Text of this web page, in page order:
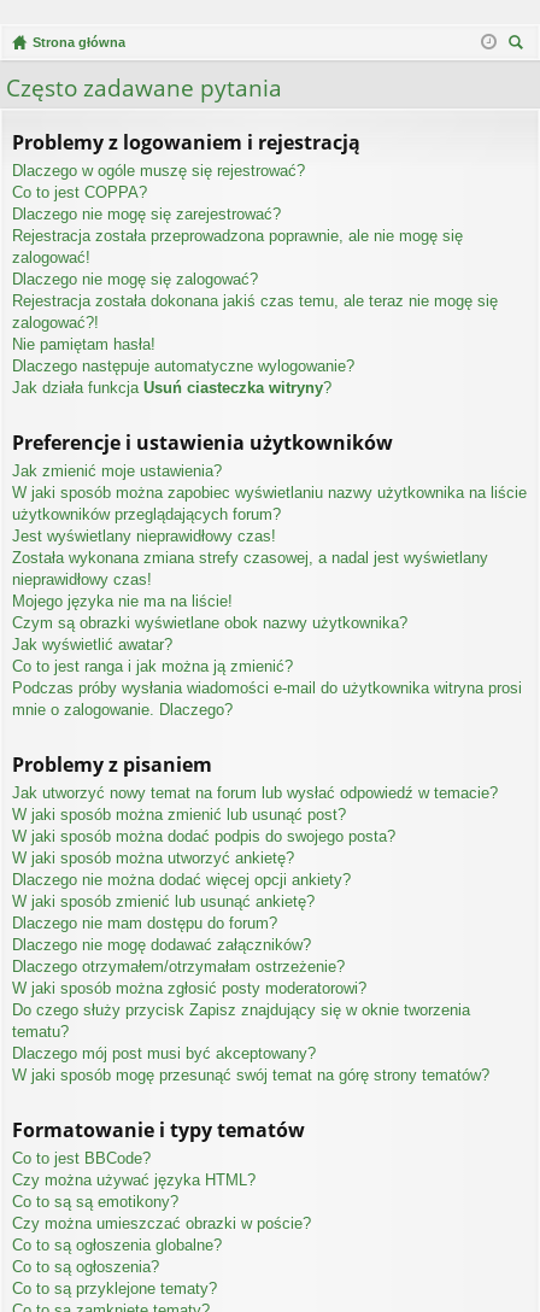
Strona główna
Często zadawane pytania
Problemy z logowaniem i rejestracją
Dlaczego w ogóle muszę się rejestrować?
Co to jest COPPA?
Dlaczego nie mogę się zarejestrować?
Rejestracja została przeprowadzona poprawnie, ale nie mogę się
zalogować!
Dlaczego nie mogę się zalogować?
Rejestracja została dokonana jakiś czas temu, ale teraz nie mogę się
zalogować?!
Nie pamiętam hasła!
Dlaczego następuje automatyczne wylogowanie?
Jak działa funkcja Usuń ciasteczka witryny?
Preferencje i ustawienia użytkowników
Jak zmienić moje ustawienia?
W jaki sposób można zapobiec wyświetlaniu nazwy użytkownika na liście
użytkowników przeglądających forum?
Jest wyświetlany nieprawidłowy czas!
Została wykonana zmiana strefy czasowej, a nadal jest wyświetlany
nieprawidłowy czas!
Mojego języka nie ma na liście!
Czym są obrazki wyświetlane obok nazwy użytkownika?
Jak wyświetlić awatar?
Co to jest ranga i jak można ją zmienić?
Podczas próby wysłania wiadomości e-mail do użytkownika witryna prosi
mnie o zalogowanie. Dlaczego?
Problemy z pisaniem
Jak utworzyć nowy temat na forum lub wysłać odpowiedź w temacie?
W jaki sposób można zmienić lub usunąć post?
W jaki sposób można dodać podpis do swojego posta?
W jaki sposób można utworzyć ankietę?
Dlaczego nie można dodać więcej opcji ankiety?
W jaki sposób zmienić lub usunąć ankietę?
Dlaczego nie mam dostępu do forum?
Dlaczego nie mogę dodawać załączników?
Dlaczego otrzymałem/otrzymałam ostrzeżenie?
W jaki sposób można zgłosić posty moderatorowi?
Do czego służy przycisk Zapisz znajdujący się w oknie tworzenia
tematu?
Dlaczego mój post musi być akceptowany?
W jaki sposób mogę przesunąć swój temat na górę strony tematów?
Formatowanie i typy tematów
Co to jest BBCode?
Czy można używać języka HTML?
Co to są są emotikony?
Czy można umieszczać obrazki w poście?
Co to są ogłoszenia globalne?
Co to są ogłoszenia?
Co to są przyklejone tematy?